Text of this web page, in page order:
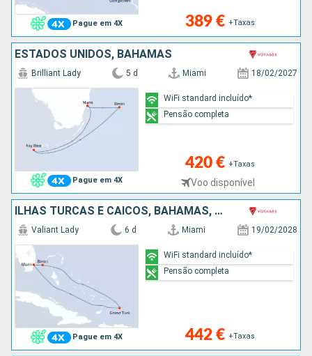
Pague em 4X 389 € +Taxas
ESTADOS UNIDOS, BAHAMAS
Pague em 4X
Brilliant Lady 5 d Miami 18/02/2027
420 € +Taxas
Voo disponível
WiFi standard incluído*
Pensão completa
ILHAS TURCAS E CAICOS, BAHAMAS, ESTADOS UNIDOS
Pague em 4X
Valiant Lady 6 d Miami 19/02/2028
442 € +Taxas
WiFi standard incluído*
Pensão completa